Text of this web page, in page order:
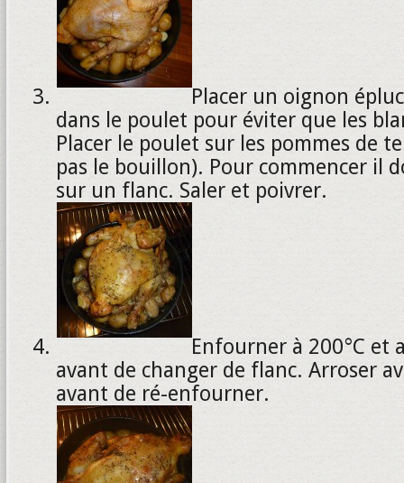
Placer un oignon
dans le poulet pour éviter que les
Placer le poulet sur les pommes de
pas le bouillon). Pour commencer il
sur un flanc. Saler et poivrer.
Enfourner à 200°C et
avant de changer de flanc. Arroser
avant de ré-enfourner.